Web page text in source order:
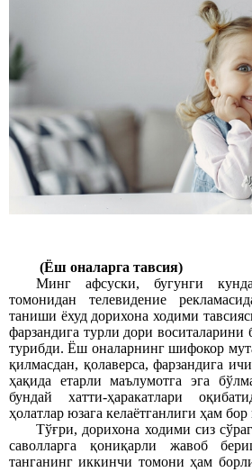
(Ёш оналарга тавсия)
Минг афсуски, бугунги
томонидан телевидение
таниши ёхуд дорихона ходими
фарзандига турли дори воситаларини
турибди. Ёш оналарнинг шифокор
қилмасдан, қолаверса, фарзандига
ҳақида етарли маълумотга эга
бундай хатти-ҳаракатлари
ҳолатлар юзага келаётганлиги ҳам бор
Тўғри, дорихона ходими сиз
саволларга қониқарли жавоб
танганинг иккинчи томони ҳам